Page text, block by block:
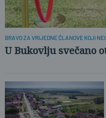
BRAVO ZA VRIJEDNE ČLANOVE KOJI
U Bukovlju svečano